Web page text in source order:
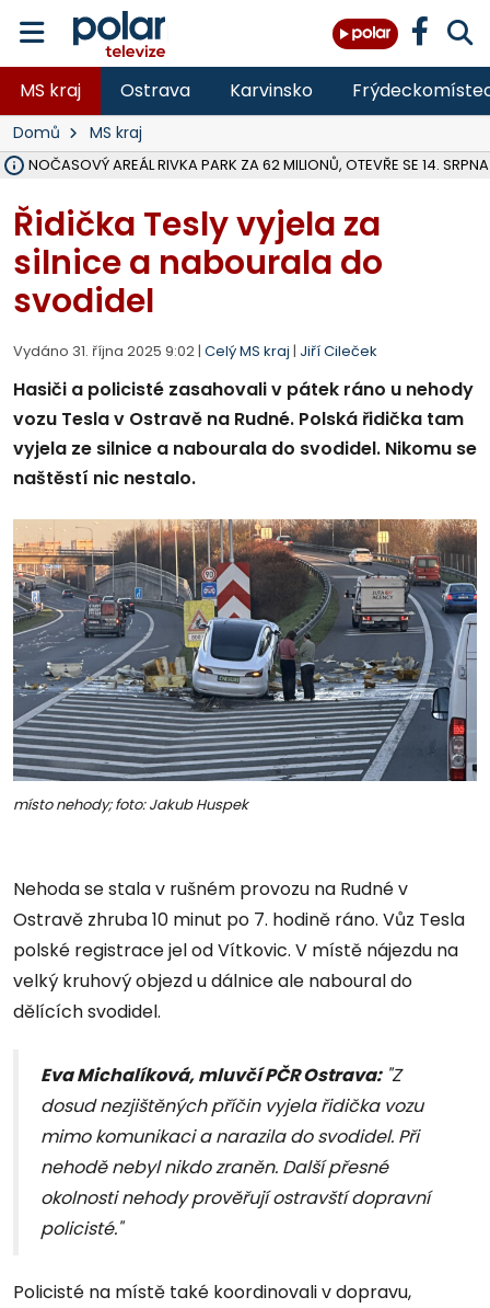
MS kraj Ostrava Karvinsko
Domů MS kraj
AREÁL RIVKA PARK ZA 62 MILIONŮ, OTEVŘE SE 14. SRPNA
Řidička Tesly vyjela za
silnice a nabourala do
svodidel
Vydáno 31. října 2025 9:02 | Celý MS kraj | Jiří Cileček
Hasiči a policisté zasahovali v pátek ráno u nehody
vozu Tesla v Ostravě na Rudné. Polská řidička tam
vyjela ze silnice a nabourala do svodidel. Nikomu se
naštěstí nic nestalo.
místo nehody; foto: Jakub Huspek
Nehoda se stala v rušném provozu na Rudné v
Ostravě zhruba 10 minut po 7. hodině ráno. Vůz Tesla
polské registrace jel od Vítkovic. V místě nájezdu na
velký kruhový objezd u dálnice ale naboural do
dělících svodidel.
Eva Michalíková, mluvčí PČR Ostrava:"Z
dosud nezjištěných příčin vyjela řidička vozu
mimo komunikaci a narazila do svodidel. Při
nehodě nebyl nikdo zraněn. Další přesné
okolnosti nehody prověřují ostravští dopravní
policisté."
Policisté na místě také koordinovali v dopravu,